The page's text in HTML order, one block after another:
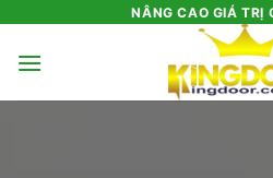
nội
NÂNG CAO GIÁ TRỊ